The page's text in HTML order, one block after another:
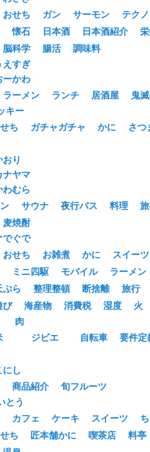
おせち ガン サーモン テク
懐石 日本酒 日本酒紹介
脳科学 腸活
調味料
すぎ
かわ
ラーメン ランチ 居酒屋
鬼
キー
ち ガチャガチャ かに さつ
り
ヤマ
むら
サウナ 夜行バス 料理
麦焼酎
ぐで
おせち お雑煮 かに スイーツ
ミニ四駆 モバイル ラーメン
ぷら 整理整頓 断捨離 旅行
び 海産物 消費税 湿度 火
肉
ジビエ
自転車 要件定
し
商品紹介
旬フルーツ
とう
カフェ ケーキ スイーツ
ち
匠本舗かに 喫茶店 料亭